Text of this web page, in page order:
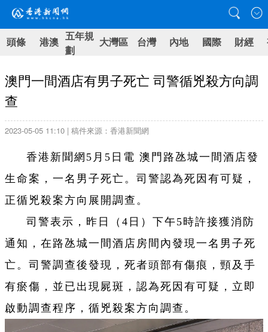
頭條 港澳 五年規
劃
大灣區 台灣 內地 國際 財經
澳門一間酒店有男子死亡 司警循兇殺方向調
查
2023-05-05 11:10 | 稿件來源：香港新聞網
香港新聞網5月5日電 澳門路氹城一間酒店發
生命案，一名男子死亡。司警認為死因有可疑，
正循兇殺案方向展開調查。
司警表示，昨日（4日）下午5時許接獲消防
通知，在路氹城一間酒店房間內發現一名男子死
亡。司警調查後發現，死者頭部有傷痕，頸及手
有瘀傷，並已出現屍斑，認為死因有可疑，立即
啟動調查程序，循兇殺案方向調查。